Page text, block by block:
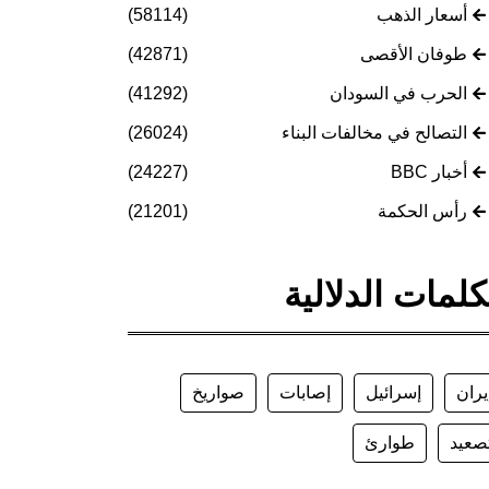
أسعار الذهب (58114)
طوفان الأقصى (42871)
الحرب في السودان (41292)
التصالح في مخالفات البناء (26024)
أخبار BBC (24227)
رأس الحكمة (21201)
الدلالية
إيران إسرائيل إصابات صواريخ
طوارئ